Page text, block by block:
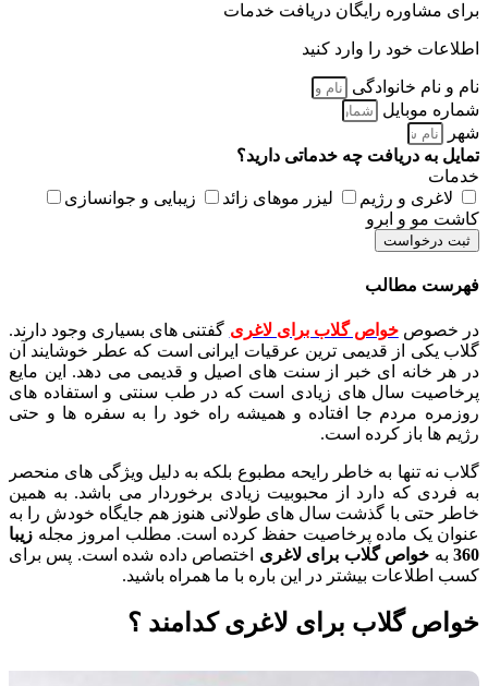
برای مشاوره رایگان دریافت خدمات
اطلاعات خود را وارد کنید
نام و نام خانوادگی
شماره موبایل
شهر
تمایل به دریافت چه خدماتی دارید؟
خدمات
لاغری و رژیم
لیزر موهای زائد
زیبایی و جوانسازی
کاشت مو و ابرو
ثبت درخواست
فهرست مطالب
در خصوصخواص گلاب برای لاغری گفتنی های بسیاری وجود دارند.
گلاب یکی از قدیمی ترین عرقیات ایرانی است که عطر خوشایند آن
در هر خانه ای خبر از سنت های اصیل و قدیمی می دهد. این مایع
پرخاصیت سال های زیادی است که در طب سنتی و استفاده های
روزمره مردم جا افتاده و همیشه راه خود را به سفره ها و حتی
رژیم ها باز کرده است.
گلاب نه تنها به خاطر رایحه مطبوع بلکه به دلیل ویژگی های منحصر
به فردی که دارد از محبوبیت زیادی برخوردار می باشد. به همین
خاطر حتی با گذشت سال های طولانی هنوز هم جایگاه خودش را به
عنوان یک ماده پرخاصیت حفظ کرده است. مطلب امروز مجله زیبا
360به خواص گلاب برای لاغری اختصاص داده شده است. پس برای
کسب اطلاعات بیشتر در این باره با ما همراه باشید.
خواص گلاب برای لاغری کدامند ؟